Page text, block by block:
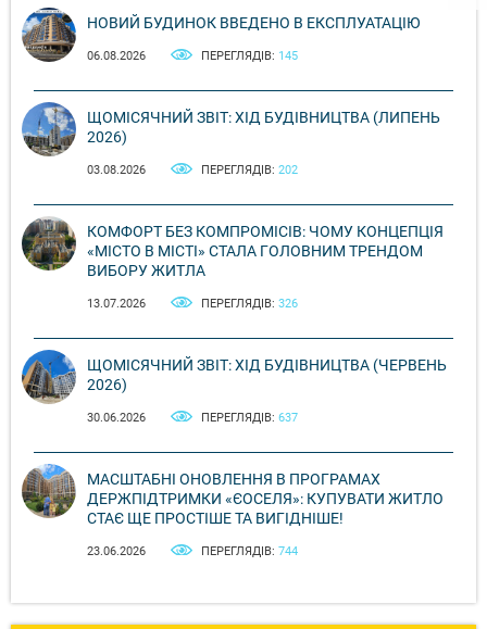
НОВИЙ БУДИНОК ВВЕДЕНО В ЕКСПЛУАТАЦІЮ
06.08.2026 ПЕРЕГЛЯДІВ: 145
ЩОМІСЯЧНИЙ ЗВІТ: ХІД БУДІВНИЦТВА (ЛИПЕНЬ
2026)
03.08.2026 ПЕРЕГЛЯДІВ: 202
КОМФОРТ БЕЗ КОМПРОМІСІВ: ЧОМУ КОНЦЕПЦІЯ
«МІСТО В МІСТІ» СТАЛА ГОЛОВНИМ ТРЕНДОМ
ВИБОРУ ЖИТЛА
13.07.2026 ПЕРЕГЛЯДІВ: 326
ЩОМІСЯЧНИЙ ЗВІТ: ХІД БУДІВНИЦТВА (ЧЕРВЕНЬ
2026)
30.06.2026 ПЕРЕГЛЯДІВ: 637
МАСШТАБНІ ОНОВЛЕННЯ В ПРОГРАМАХ
ДЕРЖПІДТРИМКИ «ЄОСЕЛЯ»: КУПУВАТИ ЖИТЛО
СТАЄ ЩЕ ПРОСТІШЕ ТА ВИГІДНІШЕ!
23.06.2026 ПЕРЕГЛЯДІВ: 744